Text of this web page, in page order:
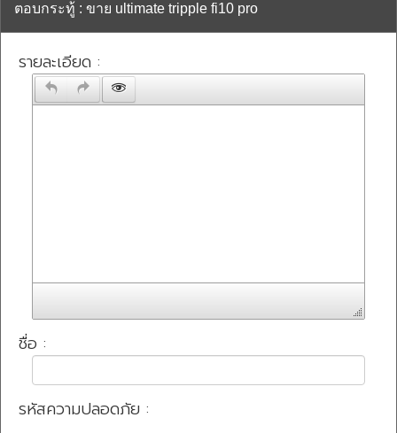
ตอบกระทู้ : ขาย ultimate tripple fi10 pro
รายละเอียด :
ชื่อ :
รหัสความปลอดภัย :